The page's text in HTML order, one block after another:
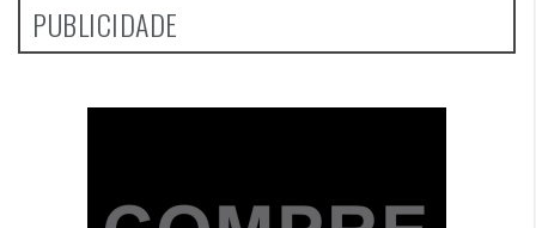
PUBLICIDADE